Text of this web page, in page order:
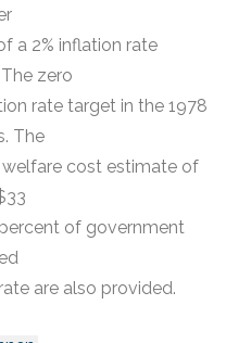
a 2% inflation rate
zero
rate target in the 1978
The
cost estimate of
of government
are also provided.